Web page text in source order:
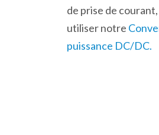
de prise de
utiliser notre
puissance DC/DC.